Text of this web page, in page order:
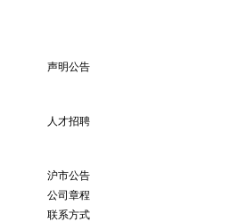
China 2021
——首届靠谱文化节开幕
声明公告
人才招聘
沪市公告
公司章程
联系方式